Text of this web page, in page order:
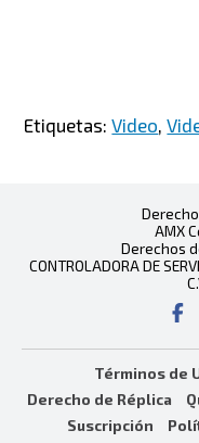
Etiquetas:Video,
AMX
Derechos
CONTROLADORA DE
Términos de
Derecho de Réplica
Suscripción